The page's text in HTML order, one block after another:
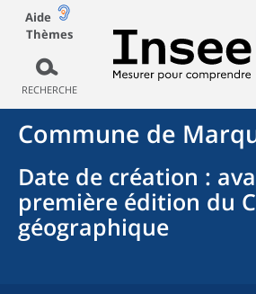
Aide
Thèmes
RECHERCHE
Commune de
Date de création :
première édition du
géographique